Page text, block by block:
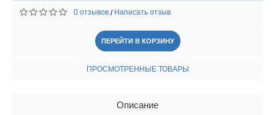
0 отзывов / Написать отзыв
ПЕРЕЙТИ В КОРЗИНУ
ПРОСМОТРЕННЫЕ ТОВАРЫ
Описание